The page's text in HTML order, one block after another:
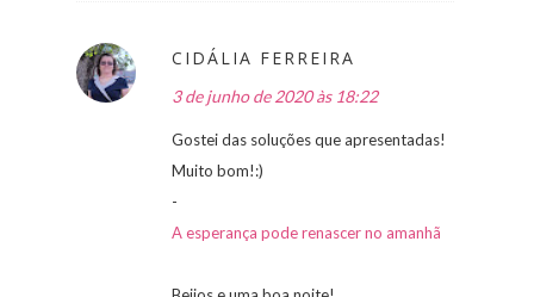
CIDÁLIA FERREIRA
3 de junho de 2020 às 18:22
Gostei das soluções que apresentadas!
Muito bom!:)
-
A esperança pode renascer no amanhã